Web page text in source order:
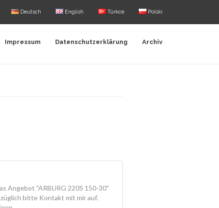
Deutsch English Türkce Polski
Impressum Datenschutzerklärung Archiv